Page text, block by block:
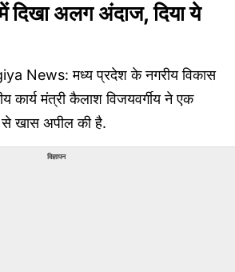
में दिखा अलग अंदाज, दिया ये
News: मध्य प्रदेश के नगरीय विकास
मंत्री कैलाश विजयवर्गीय ने एक
से खास अपील की है.
विज्ञापन